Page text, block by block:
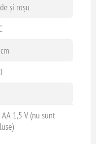
și roșu
1,5 V (nu sunt